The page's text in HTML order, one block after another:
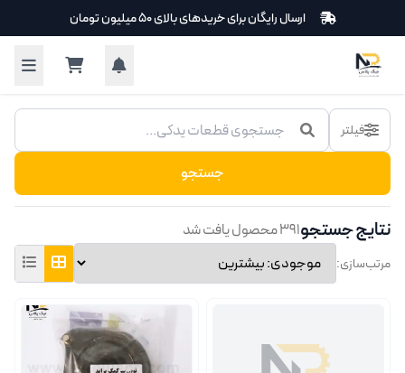
رفتن به محتوای اصلیارسال رایگان برای خریدهای بالای ۵۰ میلیون تومان
محصولات
فیلتر
جستجو
نتایج جستجو۳۹۱ محصول یافت شد
مرتب‌سازی: